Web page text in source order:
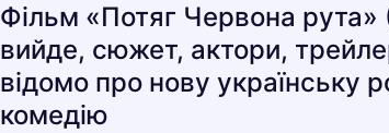
Фільм «Потяг Червона рута»
вийде, сюжет, актори,
відомо про нову українську
комедію